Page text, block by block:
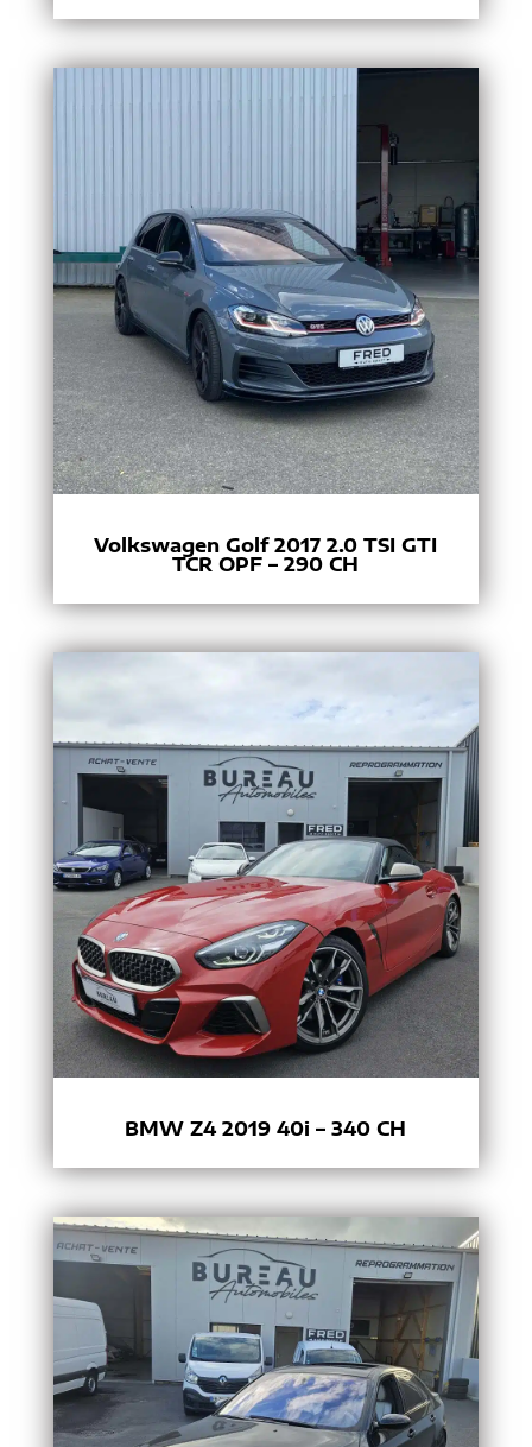
Volkswagen Golf 2017 2.0 TSI GTI
TCR OPF – 290 CH
BMW Z4 2019 40i – 340 CH